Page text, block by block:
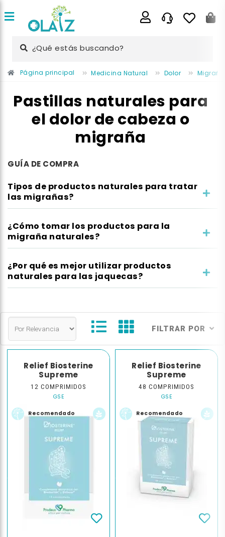
¿Qué estás buscando?
Página principal Medicina Natural Dolor
Pastillas naturales para
el dolor de cabeza o
migraña
GUÍA DE COMPRA
Tipos de productos naturales para tratar
las migrañas?
¿Cómo tomar los productos para la
migraña naturales?
¿Por qué es mejor utilizar productos
naturales para las jaquecas?
FILTRAR POR
Relief Biosterine
Supreme
12 COMPRIMIDOS
GSE
Recomendado
Relief Biosterine
Supreme
48 COMPRIMIDOS
GSE
Recomendado